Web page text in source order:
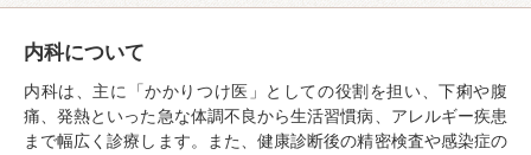
内科について
内科は、主に「かかりつけ医」としての役割を担い、下痢や腹
痛、発熱といった急な体調不良から生活習慣病、アレルギー疾患
まで幅広く診療します。また、健康診断後の精密検査や感染症の